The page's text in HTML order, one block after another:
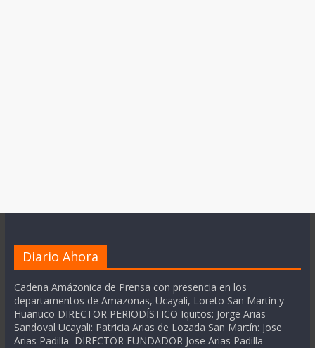
Diario Ahora
Cadena Amázonica de Prensa con presencia en los
departamentos de Amazonas, Ucayali, Loreto San Martín y
Huanuco DIRECTOR PERIODÍSTICO Iquitos: Jorge Arias
Sandoval Ucayali: Patricia Arias de Lozada San Martín: Jose
Arias Padilla DIRECTOR FUNDADOR Jose Arias Padilla